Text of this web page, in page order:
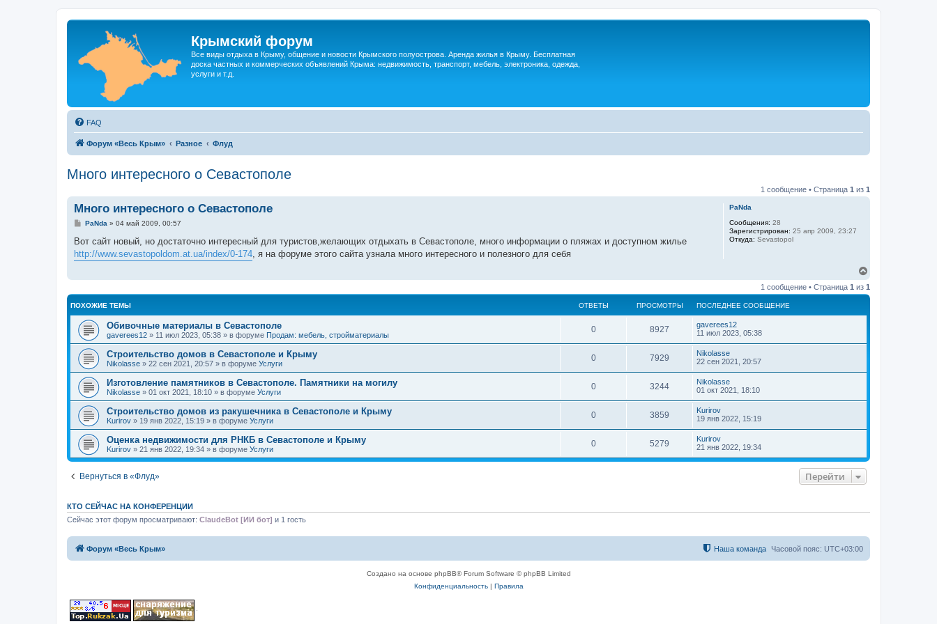
Крымский форум
Все виды отдыха в Крыму, общение и новости Крымского полуострова. Аренда жилья в Крыму. Бесплатная
доска частных и коммерческих объявлений Крыма: недвижимость, транспорт, мебель, электроника, одежда,
услуги и т.д.
FAQ
Форум «Весь Крым» Разное Флуд
Много интересного о Севастополе
1 сообщение • Страница 1 из 1
PaNda
Сообщения: 28
Зарегистрирован: 25 апр 2009, 23:27
Откуда: Sevastopol
Много интересного о Севастополе
С
о
щ
и
PaNda » 04 май 2009, 00:57
Вот сайт новый, но достаточно интересный для туристов,желающих отдыхать в Севастополе, много информации о пляжах и доступном жилье
http://www.sevastopoldom.at.ua/index/0-174, я на форуме этого сайта узнала много интересного и полезного для себя
р
н
1 сообщение • Страница 1 из 1
ПОХОЖИЕ ТЕМЫ ОТВЕТЫ ПРОСМОТРЫ ПОСЛЕДНЕЕ СООБЩЕНИЕ
Обивочные материалы в Севастополе
gaverees12 » 11 июл 2023, 05:38 » в форуме Продам: мебель, стройматериалы
0 8927
gaverees12
11 июл 2023, 05:38
Строительство домов в Севастополе и Крыму
Nikolasse » 22 сен 2021, 20:57 » в форуме Услуги
0 7929
Nikolasse
22 сен 2021, 20:57
Изготовление памятников в Севастополе. Памятники на могилу
Nikolasse » 01 окт 2021, 18:10 » в форуме Услуги
0 3244
Nikolasse
01 окт 2021, 18:10
Строительство домов из ракушечника в Севастополе и Крыму
Kurirov » 19 янв 2022, 15:19 » в форуме Услуги
0 3859
Kurirov
19 янв 2022, 15:19
Оценка недвижимости для РНКБ в Севастополе и Крыму
Kurirov » 21 янв 2022, 19:34 » в форуме Услуги
0 5279
Kurirov
21 янв 2022, 19:34
Вернуться в «Флуд» Перейти
КТО СЕЙЧАС НА КОНФЕРЕНЦИИ
Сейчас этот форум просматривают: ClaudeBot [ИИ бот] и 1 гость
Форум «Весь Крым» Часовой пояс: UTC+03:00
Наша команда
Создано на основе phpBB® Forum Software © phpBB Limited
Конфиденциальность| Правила